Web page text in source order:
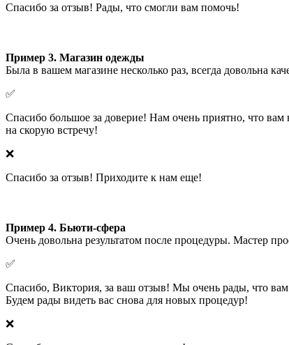
Спасибо за отзыв! Рады, что смогли вам помочь!
Пример 3. Магазин одежды
Была в вашем магазине несколько раз, всегда довольна
✅
Спасибо большое за доверие! Нам очень приятно, что
на скорую встречу!
❌
Спасибо за отзыв! Приходите к нам еще!
Пример 4. Бьюти-сфера
Очень довольна результатом после процедуры. Мастер
✅
Спасибо, Виктория, за ваш отзыв! Мы очень рады, что
Будем рады видеть вас снова для новых процедур!
❌